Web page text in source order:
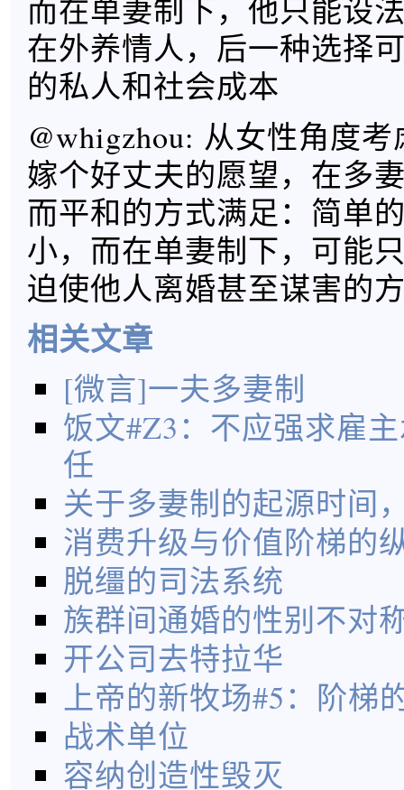
而在单妻制下，他只能设
在外养情人，后一种选择
的私人和社会成本
@whigzhou: 从女性角度
嫁个好丈夫的愿望，在多
而平和的方式满足：简单
小，而在单妻制下，可能
迫使他人离婚甚至谋害的
相关文章
[微言]一夫多妻制
饭文#Z3：不应强求雇
任
关于多妻制的起源时间
消费升级与价值阶梯的
脱缰的司法系统
族群间通婚的性别不对
开公司去特拉华
上帝的新牧场#5：阶梯
战术单位
容纳创造性毁灭